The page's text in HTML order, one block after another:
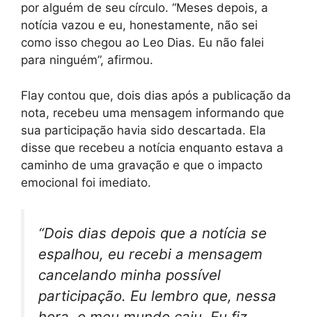
por alguém de seu círculo. “Meses depois, a
notícia vazou e eu, honestamente, não sei
como isso chegou ao Leo Dias. Eu não falei
para ninguém”, afirmou.
Flay contou que, dois dias após a publicação da
nota, recebeu uma mensagem informando que
sua participação havia sido descartada. Ela
disse que recebeu a notícia enquanto estava a
caminho de uma gravação e que o impacto
emocional foi imediato.
“Dois dias depois que a notícia se
espalhou, eu recebi a mensagem
cancelando minha possível
participação. Eu lembro que, nessa